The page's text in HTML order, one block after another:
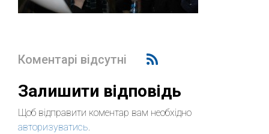
Коментарі відсутні
Залишити відповідь
Щоб відправити коментар вам необхідно
авторизуватись.